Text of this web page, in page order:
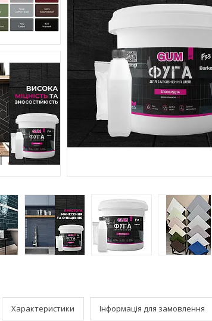
Характеристики Інформація для замовлення